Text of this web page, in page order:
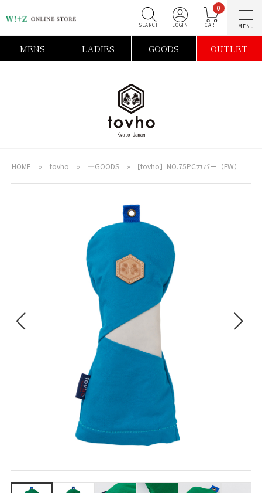
0
MENS LADIES GOODS OUTLET
HOME » tovho » ―GOODS » 【tovho】NO.75PCカバー（FW）